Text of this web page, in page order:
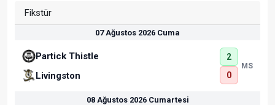
Fikstür
07 Ağustos 2026 Cuma
Partick Thistle
Livingston
2
0
MS
08 Ağustos 2026 Cumartesi